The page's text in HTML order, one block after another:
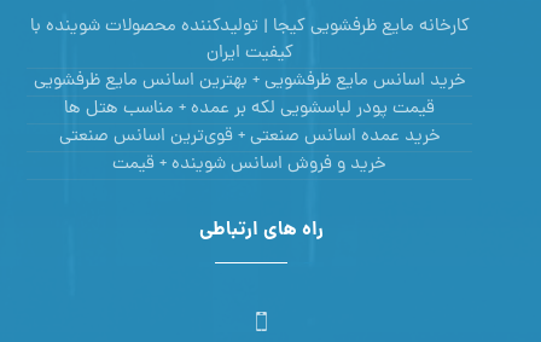
کارخانه مایع ظرفشویی کیجا | تولیدکننده محصولات شوینده با
کیفیت ایران
خرید اسانس مایع ظرفشویی + بهترین اسانس مایع ظرفشویی
قیمت پودر لباسشویی لکه بر عمده + مناسب هتل ها
خرید عمده اسانس صنعتی + قوی‌ترین اسانس‌ صنعتی
خرید و فروش اسانس شوینده + قیمت
راه های ارتباطی